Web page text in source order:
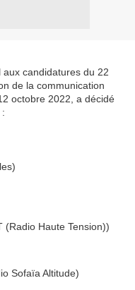
aux candidatures du 22
de la communication
octobre 2022, a décidé
(Radio Haute Tension))
Sofaïa Altitude)